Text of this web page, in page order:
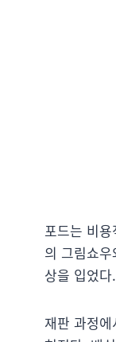
포드는 비
의 그림쇼
상을 입었다.
재판 과정